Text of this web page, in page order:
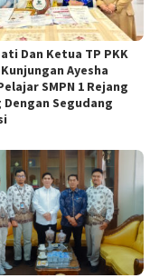
Dan Ketua TP PKK
Ayesha
SMPN 1 Rejang
Dengan Segudang